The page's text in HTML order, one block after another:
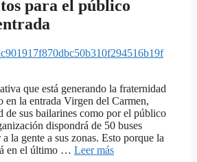
para el público
que está generando la fraternidad
la entrada Virgen del Carmen,
de sus bailarines como por el público
dispondrá de 50 buses
la gente a sus zonas. Esto porque la
en el último … Leer más